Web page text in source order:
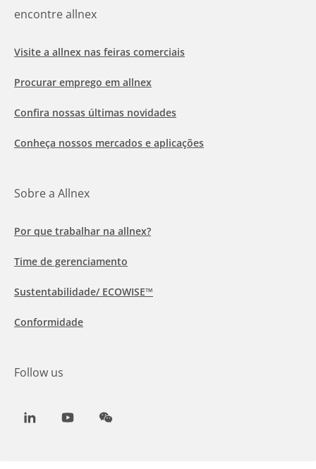
encontre allnex
Visite a allnex nas feiras comerciais
Procurar emprego em allnex
Confira nossas últimas novidades
Conheça nossos mercados e aplicações
Sobre a Allnex
Por que trabalhar na allnex?
Time de gerenciamento
Sustentabilidade/ ECOWISE™
Conformidade
Follow us
LinkedInYoutubeWeChat